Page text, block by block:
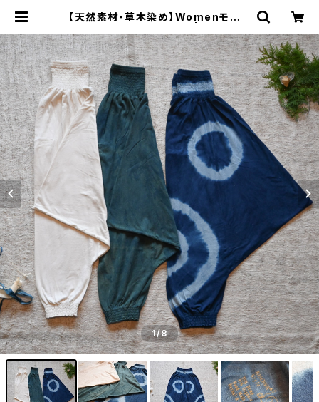
【天然素材・草木染め】Womenモモン
by ⁂Asterism Unity Space LL
C.
1/8